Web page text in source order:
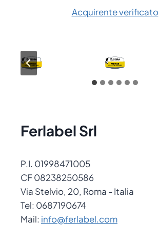
Acquirente verificato
Ferlabel Srl
P.I. 01998471005
CF 08238250586
Via Stelvio, 20, Roma - Italia
Tel: 0687190674
Mail: info@ferlabel.com